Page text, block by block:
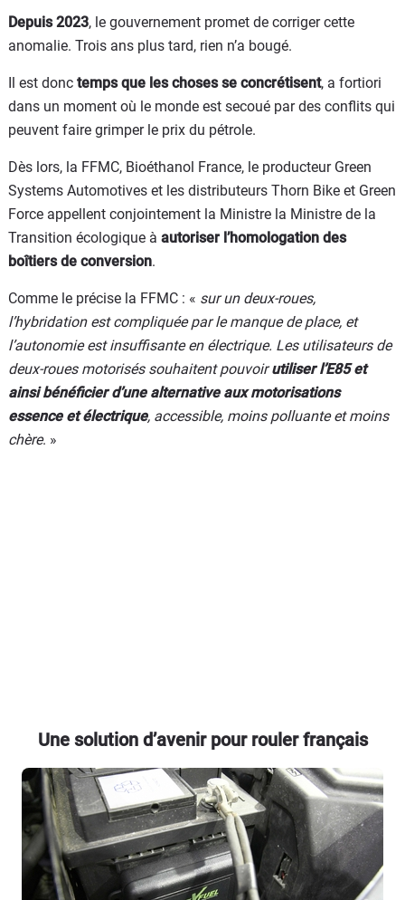
Depuis 2023, le gouvernement promet de corriger cette
anomalie. Trois ans plus tard, rien n’a bougé.
Il est donc temps que les choses se concrétisent, a fortiori
dans un moment où le monde est secoué par des conflits qui
peuvent faire grimper le prix du pétrole.
Dès lors, la FFMC, Bioéthanol France, le producteur Green
Systems Automotives et les distributeurs Thorn Bike et Green
Force appellent conjointement la Ministre la Ministre de la
Transition écologique à autoriser l’homologation des
boîtiers de conversion.
Comme le précise la FFMC : « sur un deux-roues,
l’hybridation est compliquée par le manque de place, et
l’autonomie est insuffisante en électrique. Les utilisateurs de
deux-roues motorisés souhaitent pouvoirutiliser l’E85 et
ainsi bénéficier d’une alternative aux motorisations
essence et électrique, accessible, moins polluante et moins
chère. »
Une solution d’avenir pour rouler français